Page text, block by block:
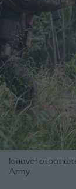
Ισπανοί
Army